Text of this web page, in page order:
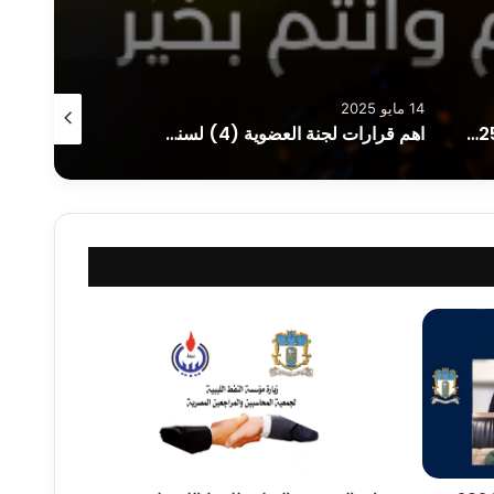
التقرير السنوي والقوائم المالية 30/6/2025
14 مايو 2025
اهم قرارات لجنة العضوية (4) لسنة 2025